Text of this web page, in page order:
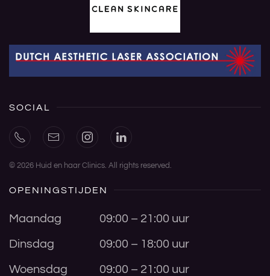
SOCIAL
© 2026 Huid en haar Clinics. All rights reserved.
OPENINGSTIJDEN
Maandag 09:00 – 21:00 uur
Dinsdag 09:00 – 18:00 uur
Woensdag 09:00 – 21:00 uur